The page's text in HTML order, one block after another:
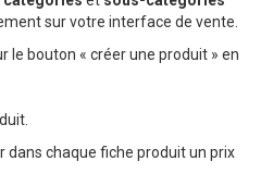
sur votre interface de vente.
le bouton « créer une produit » en
dans chaque fiche produit un prix